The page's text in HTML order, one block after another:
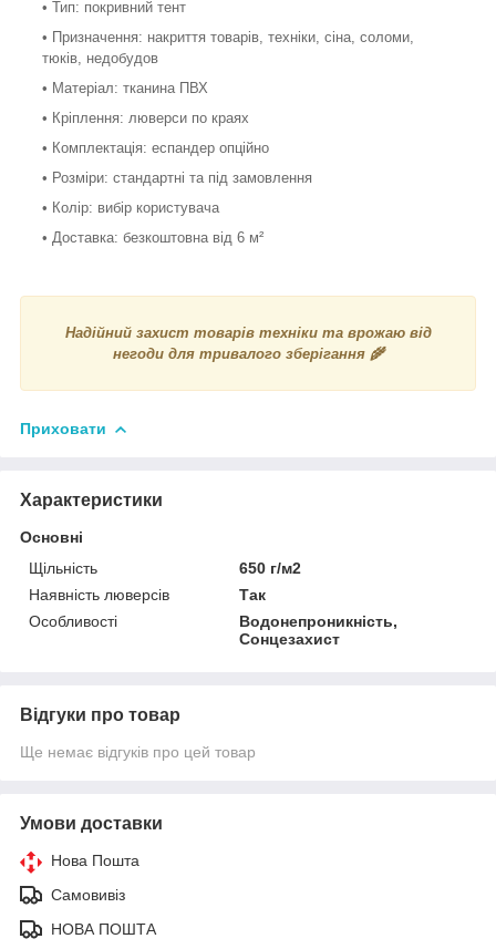
• Тип: покривний тент
• Призначення: накриття товарів, техніки, сіна, соломи,
тюків, недобудов
• Матеріал: тканина ПВХ
• Кріплення: люверси по краях
• Комплектація: еспандер опційно
• Розміри: стандартні та під замовлення
• Колір: вибір користувача
• Доставка: безкоштовна від 6 м²
Надійний захист товарів техніки та врожаю від
негоди для тривалого зберігання 🌾
Приховати
Характеристики
Основні
Щільність
650 г/м2
Наявність люверсів
Так
Особливості
Водонепроникність,
Сонцезахист
Відгуки про товар
Ще немає відгуків про цей товар
Умови доставки
Нова Пошта
Самовивіз
НОВА ПОШТА